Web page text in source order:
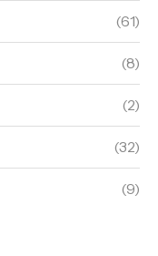
(61)
(8)
(2)
(32)
(9)